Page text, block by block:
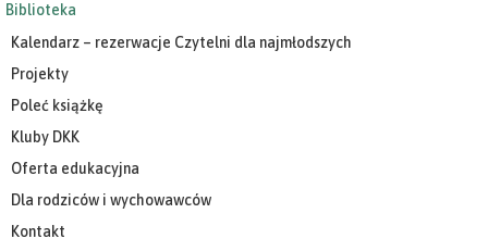
Biblioteka
Kalendarz – rezerwacje Czytelni dla najmłodszych
Projekty
Poleć książkę
Kluby DKK
Oferta edukacyjna
Dla rodziców i wychowawców
Kontakt